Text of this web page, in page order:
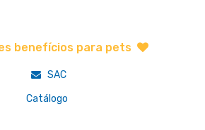
benefícios para pets
SAC
Catálogo